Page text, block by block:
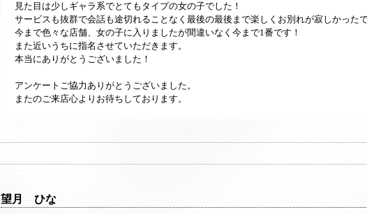
見た目は少しギャラ系でとてもタイプの女の子でした！
サービスも抜群で会話も途切れることなく最後の最後まで楽しくお別れが寂しかった
今まで色々な店舗、女の子に入りましたが間違いなく今まで1番です！
また近いうちに指名させていただきます。
本当にありがとうございました！
アンケートご協力ありがとうございました。
またのご来店心よりお待ちしております。
望月 ひな